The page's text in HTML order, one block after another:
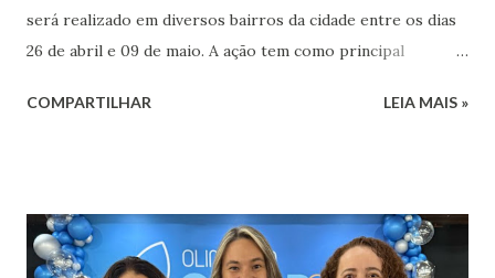
será realizado em diversos bairros da cidade entre os dias
26 de abril e 09 de maio. A ação tem como principal
colaborar com o bem-estar dos moradores e auxiliar na
realizando o recolhimento de entulhos, galhos e materiais
inservíveis descartados corretamente pelos moradores. É
COMPARTILHAR LEIA MAIS »